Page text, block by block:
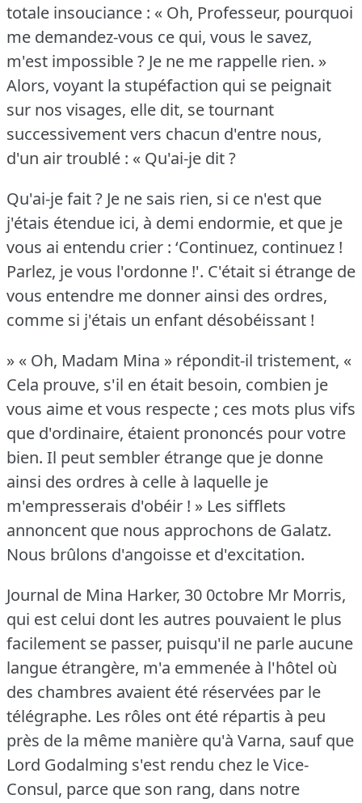
totale insouciance : « Oh, Professeur, pourquoi
me demandez-vous ce qui, vous le savez,
m'est impossible ? Je ne me rappelle rien. »
Alors, voyant la stupéfaction qui se peignait
sur nos visages, elle dit, se tournant
successivement vers chacun d'entre nous,
d'un air troublé : « Qu'ai-je dit ?
Qu'ai-je fait ? Je ne sais rien, si ce n'est que
j'étais étendue ici, à demi endormie, et que je
vous ai entendu crier : ‘Continuez, continuez !
Parlez, je vous l'ordonne !'. C'était si étrange de
vous entendre me donner ainsi des ordres,
comme si j'étais un enfant désobéissant !
» « Oh, Madam Mina » répondit-il tristement, «
Cela prouve, s'il en était besoin, combien je
vous aime et vous respecte ; ces mots plus vifs
que d'ordinaire, étaient prononcés pour votre
bien. Il peut sembler étrange que je donne
ainsi des ordres à celle à laquelle je
m'empresserais d'obéir ! » Les sifflets
annoncent que nous approchons de Galatz.
Nous brûlons d'angoisse et d'excitation.
Journal de Mina Harker, 30 0ctobre Mr Morris,
qui est celui dont les autres pouvaient le plus
facilement se passer, puisqu'il ne parle aucune
langue étrangère, m'a emmenée à l'hôtel où
des chambres avaient été réservées par le
télégraphe. Les rôles ont été répartis à peu
près de la même manière qu'à Varna, sauf que
Lord Godalming s'est rendu chez le Vice-
Consul, parce que son rang, dans notre